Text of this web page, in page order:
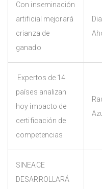
Con inseminación
artificial mejorará
crianza de
ganado
Expertos de 14
países analizan
hoy impacto de
certificación de
competencias
SINEACE
DESARROLLARÁ